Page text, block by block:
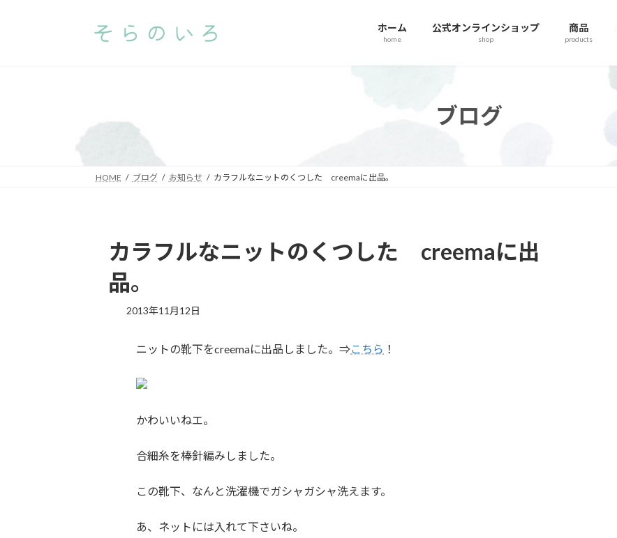
ホーム
home
公式オンラインショップ
shop
商品
products
ブログ
HOME ブログ お知らせ カラフルなニットのくつした creemaに出品。
カラフルなニットのくつした creemaに出
品。
2013年11月12日
ニットの靴下をcreemaに出品しました。⇒こちら ！
かわいいねエ。
合細糸を棒針編みしました。
この靴下、なんと洗濯機でガシャガシャ洗えます。
あ、ネットには入れて下さいね。